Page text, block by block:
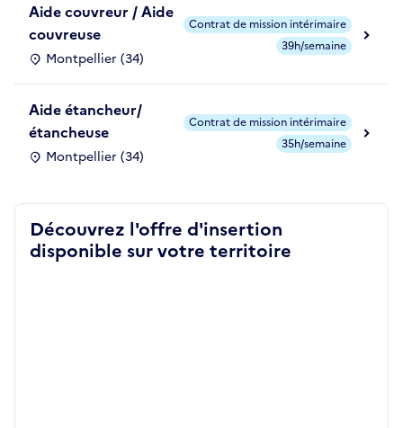
Aide couvreur / Aide
couvreuse
Montpellier (34)
Contrat de mission intérimaire
39h/semaine
Aide étancheur/
étancheuse
Montpellier (34)
Contrat de mission intérimaire
35h/semaine
Découvrez l'offre d'insertion
disponible sur votre territoire